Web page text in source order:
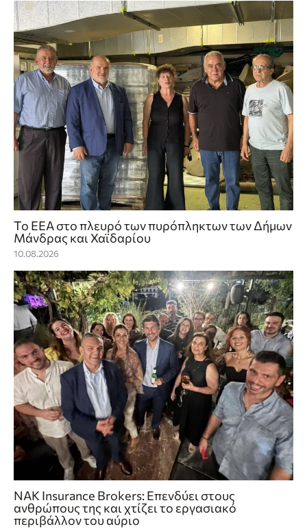
Το ΕΕΑ στο πλευρό των πυρόπληκτων των Δήμων
Μάνδρας και Χαϊδαρίου
10.08.2026
NAK Insurance Brokers: Επενδύει στους
ανθρώπους της και χτίζει το εργασιακό
περιβάλλον του αύριο